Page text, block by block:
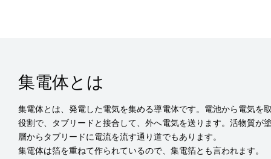
集電体とは
集電体とは、発電した電気を集める導電体です。電池から電気を
役割で、タブリードと接合して、外へ電気を送ります。活物質が
層からタブリードに電流を流す通り道でもあります。
集電体は箔を重ねて作られているので、集電箔とも言われます。